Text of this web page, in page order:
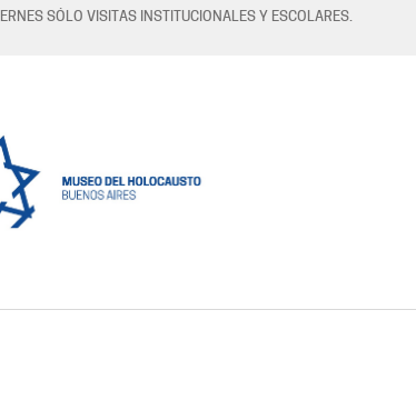
SÓLO VISITAS INSTITUCIONALES Y ESCOLARES.